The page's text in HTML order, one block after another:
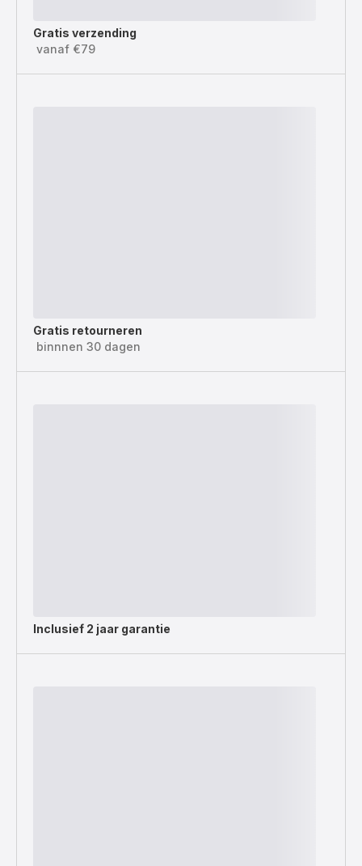
Gratis verzending
vanaf €79
Gratis retourneren
binnnen 30 dagen
Inclusief 2 jaar garantie